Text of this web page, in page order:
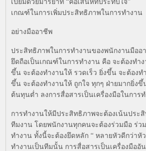
เปี่ยมด้วยมารยาท “คือเสน่ห์ที่ประทับใจ”
เกณฑ์ในการเพิ่มประสิทธิภาพในการทำงาน
อย่างมืออาชีพ
ประสิทธิภาพในการทำงานของพนักงานมืออ
ยึดถือเป็นเกณฑ์ในการทำงาน คือ จะต้องทำ
ขึ้น จะต้องทำงานให้ รวดเร็ว ยิ่งขึ้น จะต้องท
ขึ้น จะต้องทำงานให้ ถูกใจ ทุกๆ ฝ่ายมากยิ่ง
ต้นทุนต่ำ ลงการสื่อสารเป็นเครื่องมือในการ
การทำงานให้มีประสิทธิภาพจะต้องเน้นประ
ทีมงาน โดยพนักงานทุกคนจะต้องร่วมมือ ร่ว
ทำงาน ทั้งนี้จะต้องยึดหลัก “ หลายหัวดีกว่าหั
ทำงานเป็นทีมนั้น การสื่อสารเป็นเครื่องมืออั